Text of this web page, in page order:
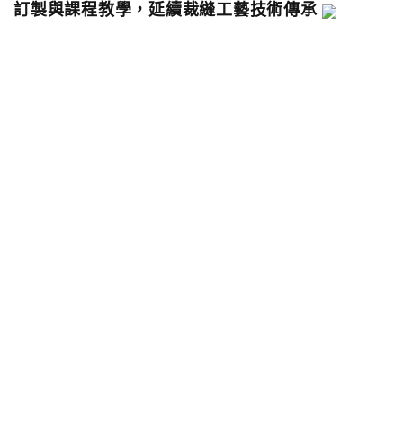
訂製與課程教學，延續裁縫工藝技術傳承